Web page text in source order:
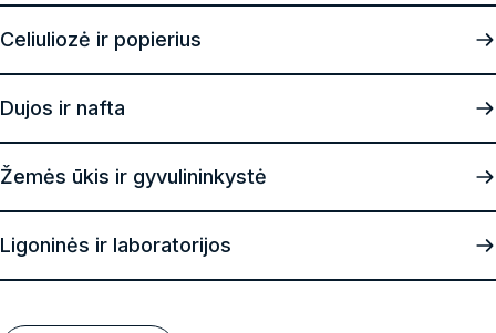
aukštos temperatūros garą, vandenį greitai įkaitinant iki
aukštesnės nei virimo temperatūros. Šie generatoriai – tai
įvairiems pramoniniams procesams skirti dinaminiai
energijos šaltiniai.
Celiuliozė ir popierius
Dujos ir nafta
Žemės ūkis ir gyvulininkystė
Ligoninės ir laboratorijos